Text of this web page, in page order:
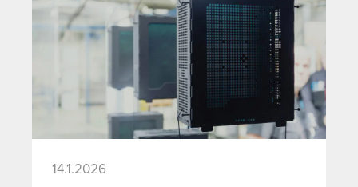
14.1.2026